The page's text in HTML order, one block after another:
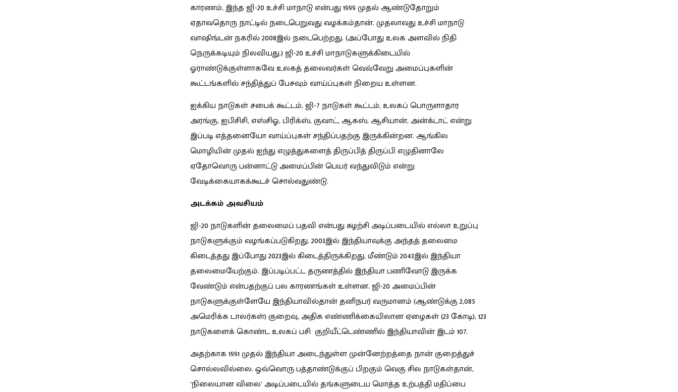
காரணம், இந்த ஜி-20 உச்சி மாநாடு என்பது 1999 முதல் ஆண்டுதோறும்
ஏதாவதொரு நாட்டில் நடைபெறுவது வழக்கம்தான். முதலாவது உச்சி மாநாடு
வாஷிங்டன் நகரில் 2008இல் நடைபெற்றது. (அப்போது உலக அளவில் நிதி
நெருக்கடியும் நிலவியது.) ஜி-20 உச்சி மாநாடுகளுக்கிடையில்
ஓராண்டுக்குள்ளாகவே உலகத் தலைவர்கள் வெவ்வேறு அமைப்புகளின்
கூட்டங்களில் சந்தித்துப் பேசவும் வாய்ப்புகள் நிறைய உள்ளன.
ஐக்கிய நாடுகள் சபைக் கூட்டம், ஜி-7 நாடுகள் கூட்டம், உலகப் பொருளாதார
அரங்கு, ஐபிசிசி, எஸ்சிஓ, பிரிக்ஸ், குவாட், ஆகஸ், ஆசியான், அன்க்டாட் என்று
இப்படி எத்தனையோ வாய்ப்புகள் சந்திப்பதற்கு இருக்கின்றன. ஆங்கில
மொழியின் முதல் ஐந்து எழுத்துகளைத் திருப்பித் திருப்பி எழுதினாலே
ஏதோவொரு பன்னாட்டு அமைப்பின் பெயர் வந்துவிடும் என்று
வேடிக்கையாகக்கூடச் சொல்வதுண்டு.
அடக்கம் அவசியம்
ஜி-20 நாடுகளின் தலைமைப் பதவி என்பது சுழற்சி அடிப்படையில் எல்லா உறுப்பு
நாடுகளுக்கும் வழங்கப்படுகிறது. 2003இல் இந்தியாவுக்கு அந்தத் தலைமை
கிடைத்தது இப்போது 2023இல் கிடைத்திருக்கிறது, மீண்டும் 2043இல் இந்தியா
தலைமையேற்கும். இப்படிப்பட்ட தருணத்தில் இந்தியா பணிவோடு இருக்க
வேண்டும் என்பதற்குப் பல காரணங்கள் உள்ளன. ஜி-20 அமைப்பின்
நாடுகளுக்குள்ளேயே இந்தியாவில்தான் தனிநபர் வருமானம் (ஆண்டுக்கு 2,085
அமெரிக்க டாலர்கள்) குறைவு, அதிக எண்ணிக்கையிலான ஏழைகள் (23 கோடி), 123
நாடுகளைக் கொண்ட உலகப் பசி குறியீட்டெண்ணில் இந்தியாவின் இடம் 107.
அதற்காக 1991 முதல் இந்தியா அடைந்துள்ள முன்னேற்றத்தை நான் குறைத்துச்
சொல்லவில்லை. ஒவ்வொரு பத்தாண்டுக்குப் பிறகும் வெகு சில நாடுகள்தான்,
‘நிலையான விலை’ அடிப்படையில் தங்களுடைய மொத்த உற்பத்தி மதிப்பை